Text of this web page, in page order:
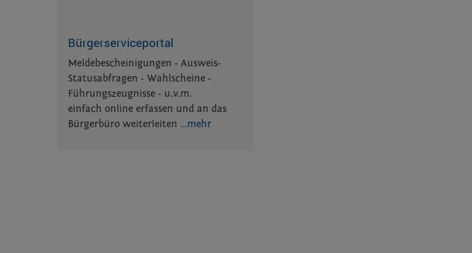
Bürgerserviceportal
Meldebescheinigungen - Ausweis-
Statusabfragen - Wahlscheine -
Führungszeugnisse - u.v.m.
einfach online erfassen und an das
Bürgerbüro weiterleiten …mehr